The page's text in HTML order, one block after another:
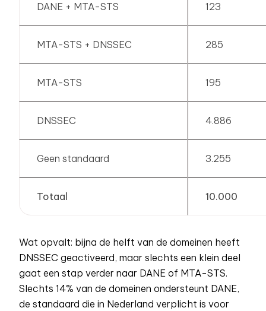
DANE + MTA-STS 123
MTA-STS + DNSSEC 285
MTA-STS 195
DNSSEC 4.886
Geen standaard 3.255
Totaal 10.000
Wat opvalt: bijna de helft van de domeinen heeft
DNSSEC geactiveerd, maar slechts een klein deel
gaat een stap verder naar DANE of MTA-STS.
Slechts 14% van de domeinen ondersteunt DANE,
de standaard die in Nederland verplicht is voor